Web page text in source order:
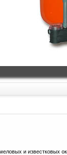
и известковых